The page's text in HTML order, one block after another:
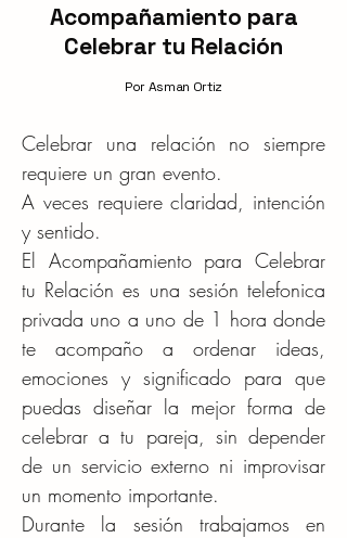
Acompañamiento para
Celebrar tu Relación
Por Asman Ortiz
Celebrar una relación no siempre
requiere un gran evento.
A veces requiere claridad, intención
y sentido.
El Acompañamiento para Celebrar
tu Relación es una sesión telefonica
privada uno a uno de 1 hora donde
te acompaño a ordenar ideas,
emociones y significado para que
puedas diseñar la mejor forma de
celebrar a tu pareja, sin depender
de un servicio externo ni improvisar
un momento importante.
Durante la sesión trabajamos en